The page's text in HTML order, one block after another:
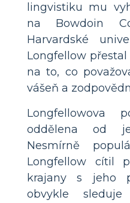
lingvistiku mu
na Bowdoin
Harvardské
Longfellow přestal
na to, co
vášeň a
Longfellowova
oddělena od
Nesmírně
Longfellow cítil
krajany s jeho
obvykle